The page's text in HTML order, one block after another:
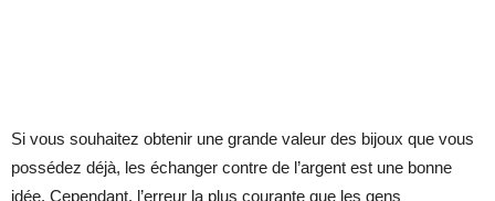
Si vous souhaitez obtenir une grande valeur des bijoux que vous
possédez déjà, les échanger contre de l’argent est une bonne
idée. Cependant, l’erreur la plus courante que les gens